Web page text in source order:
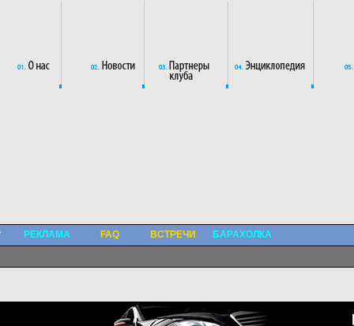
РЕКЛАМА FAQ ВСТРЕЧИ БАРАХОЛКА